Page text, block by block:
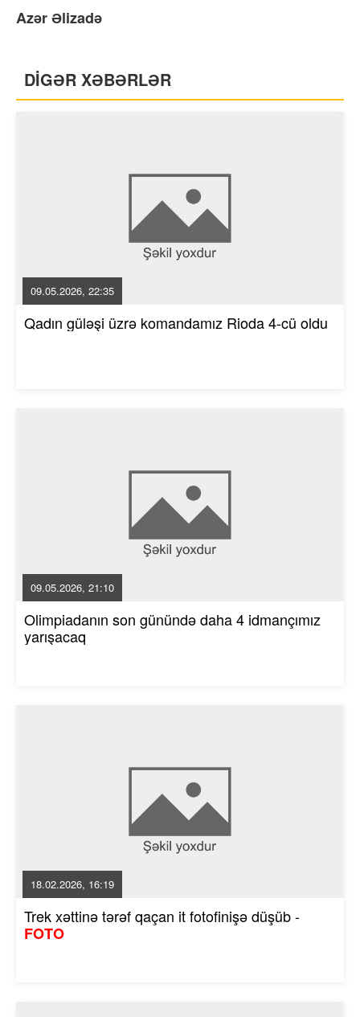
Azər Əlizadə
DİGƏR XƏBƏRLƏR
09.05.2026, 22:35
Qadın güləşi üzrə komandamız Rioda 4-cü oldu
09.05.2026, 21:10
Olimpiadanın son günündə daha 4 idmançımız
yarışacaq
18.02.2026, 16:19
Trek xəttinə tərəf qaçan it fotofinişə düşüb -
FOTO